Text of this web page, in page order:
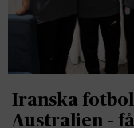
Iranska
Australien –